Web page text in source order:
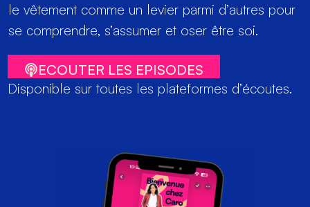
le vêtement comme un levier parmi d’autres pour
se comprendre, s’assumer et oser être soi.
ECOUTER LES EPISODES
Disponible sur toutes les plateformes d’écoutes.